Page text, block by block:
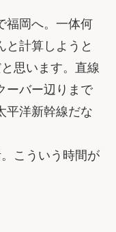
福岡へ。一体何
と計算しようと
思います。直線
ーバー辺りまで
平洋新幹線だな
こういう時間が